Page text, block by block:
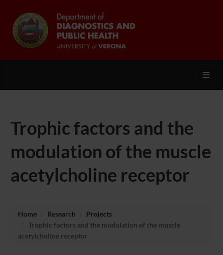
Trophic factors and the
modulation of the muscle
acetylcholine receptor
Home Research
Projects
Trophic factors and the modulation of the muscle
acetylcholine receptor